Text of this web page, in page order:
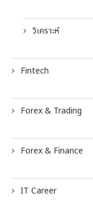
วิเคราะห์
Fintech
Forex & Trading
Forex & Finance
IT Career